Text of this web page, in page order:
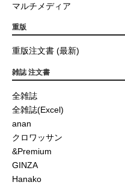
マルチメディア
重版
重版注文書 (最新)
雑誌 注文書
全雑誌
全雑誌(Excel)
anan
クロワッサン
&Premium
GINZA
Hanako